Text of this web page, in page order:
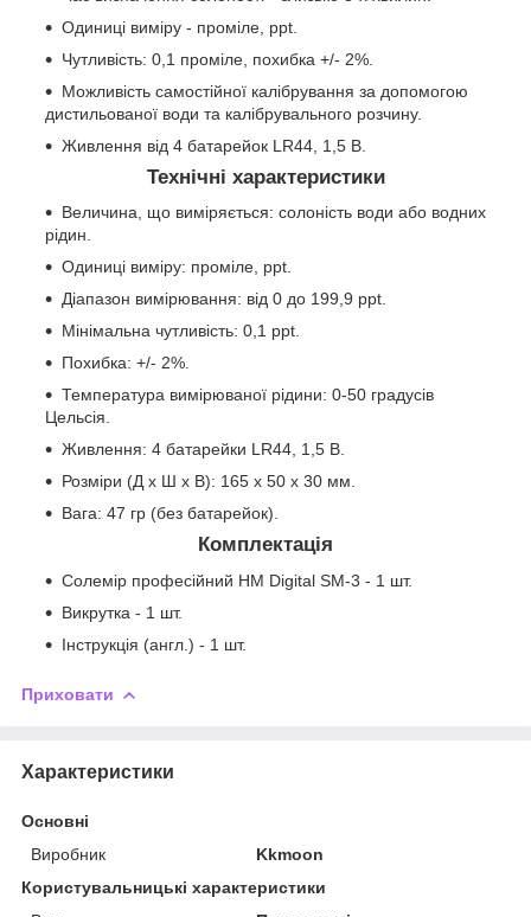
Одиниці виміру - проміле, ppt.
Чутливість: 0,1 проміле, похибка +/- 2%.
Можливість самостійної калібрування за допомогою
дистильованої води та калібрувального розчину.
Живлення від 4 батарейок LR44, 1,5 В.
Технічні характеристики
Величина, що виміряється: солоність води або водних
рідин.
Одиниці виміру: проміле, ppt.
Діапазон вимірювання: від 0 до 199,9 ppt.
Мінімальна чутливість: 0,1 ppt.
Похибка: +/- 2%.
Температура вимірюваної рідини: 0-50 градусів
Цельсія.
Живлення: 4 батарейки LR44, 1,5 В.
Розміри (Д х Ш х В): 165 х 50 х 30 мм.
Вага: 47 гр (без батарейок).
Комплектація
Солемір професійний HM Digital SM-3 - 1 шт.
Викрутка - 1 шт.
Інструкція (англ.) - 1 шт.
Приховати
Характеристики
Основні
Виробник
Kkmoon
Користувальницькі характеристики